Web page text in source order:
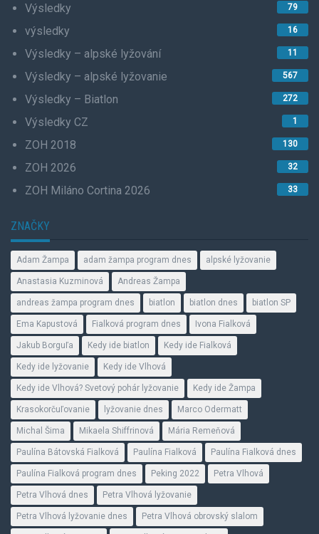
Výsledky 79
výsledky 16
Výsledky – alpské lyžování 11
Výsledky – alpské lyžovanie 567
Výsledky – Biatlon 272
Výsledky CZ 1
ZOH 2018 130
ZOH 2026 32
ZOH Miláno Cortina 2026 33
ZNAČKY
Adam Žampa adam žampa program dnes alpské lyžovanie
Anastasia Kuzminová Andreas Žampa
andreas žampa program dnes biatlon biatlon dnes biatlon SP
Ema Kapustová Fialková program dnes Ivona Fialková
Jakub Borguľa Kedy ide biatlon Kedy ide Fialková
Kedy ide lyžovanie Kedy ide Vlhová
Kedy ide Vlhová? Svetový pohár lyžovanie Kedy ide Žampa
Krasokorčuľovanie lyžovanie dnes Marco Odermatt
Michal Šima Mikaela Shiffrinová Mária Remeňová
Paulína Bátovská Fialková Paulína Fialková Paulína Fialková dnes
Paulína Fialková program dnes Peking 2022 Petra Vlhová
Petra Vlhová dnes Petra Vlhová lyžovanie
Petra Vlhová lyžovanie dnes Petra Vlhová obrovský slalom